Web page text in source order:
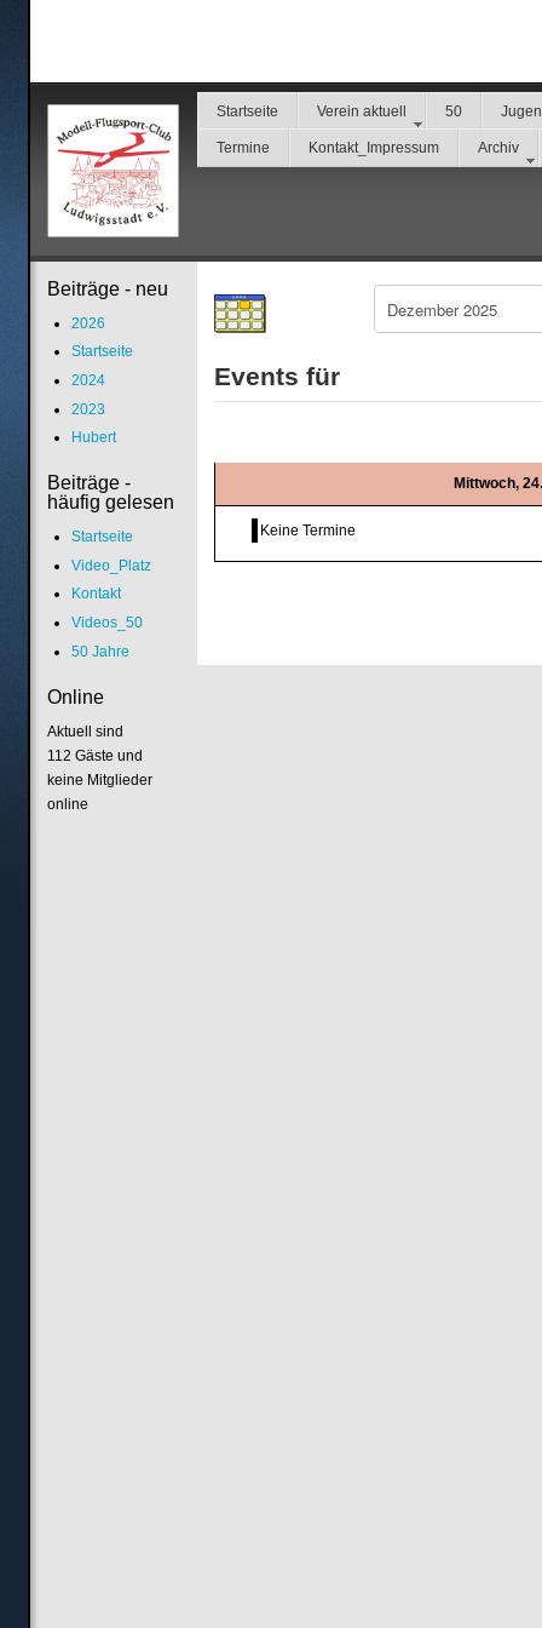
Startseite Verein aktuell 50
Termine Kontakt_Impressum Archiv
Events für
Mittwoch,
Keine Termine
Beiträge - neu
2026
Startseite
2024
2023
Hubert
Beiträge -
häufig gelesen
Startseite
Video_Platz
Kontakt
Videos_50
50 Jahre
Online
Aktuell sind
112 Gäste und
keine Mitglieder
online